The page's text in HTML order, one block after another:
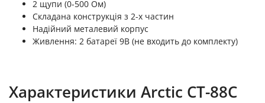
2 щупи (0-500 Ом)
Складана конструкція з 2-х частин
Надійний металевий корпус
Живлення: 2 батареї 9В (не входить до комплекту)
Характеристики Arctic CT-88C